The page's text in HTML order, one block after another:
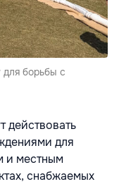
борьбы с
действовать
для
и местным
снабжаемых